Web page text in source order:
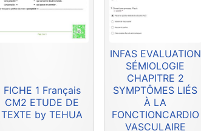
FICHE 1 Français
CM2 ETUDE DE
TEXTE by TEHUA
INFAS EVALUATION
SÉMIOLOGIE
CHAPITRE 2
SYMPTÔMES LIÉS
À LA
FONCTIONCARDIO
VASCULAIRE